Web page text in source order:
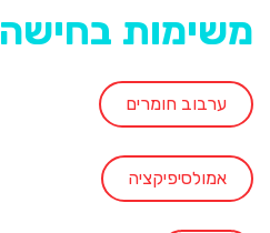
משימות בחישה
ערבוב חומרים
אמולסיפיקציה